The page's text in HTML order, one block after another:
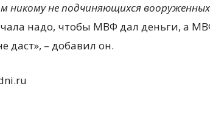
никому не подчиняющихся
надо, чтобы МВФ дал деньги, а
даст», – добавил он.